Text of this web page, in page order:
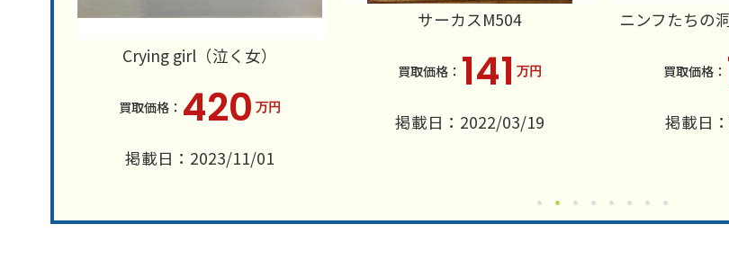
Crying girl（泣く女）
420 万円
掲載日：2023/11/01
サーカスM504
141 万円
掲載日：2022/03/19
ニンフたちの
掲載日